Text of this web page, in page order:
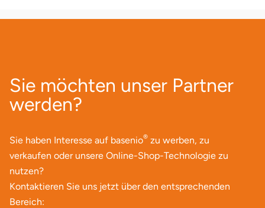
Sie möchten unser Partner
werden?
Sie haben Interesse auf basenio® zu werben, zu
verkaufen oder unsere Online-Shop-Technologie zu
nutzen?
Kontaktieren Sie uns jetzt über den entsprechenden
Bereich:
Magdeburg
Mainz
Mannheim